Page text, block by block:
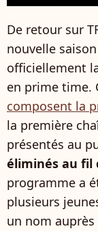
De retour sur
nouvelle
officiellement
en prime time.
composent la
la première
présentés au
éliminés au fil
programme a
plusieurs
un nom